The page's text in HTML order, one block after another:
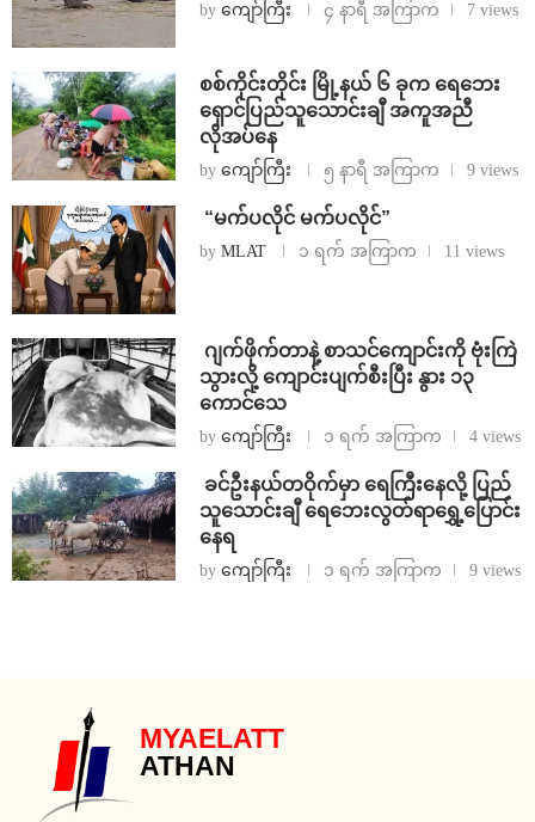
by ကျော်ကြီး ၄ နာရီ အကြာက 7 views
စစ်ကိုင်းတိုင်း မြို့နယ် ၆ ခုက ရေဘေး
ရှောင်ပြည်သူသောင်းချီ အကူအညီ
လိုအပ်နေ
by ကျော်ကြီး ၅ နာရီ အကြာက 9 views
⁨ ⁨“မက်ပလိုင် မက်ပလိုင်”
by MLAT ၁ ရက် အကြာက 11 views
⁨⁩ ⁨ဂျက်ဖိုက်တာနဲ့ စာသင်ကျောင်းကို ဗုံးကြဲ
သွားလို့ ကျောင်းပျက်စီးပြီး နွား ၁၃
ကောင်သေ
by ကျော်ကြီး ၁ ရက် အကြာက 4 views
⁩ ⁨ခင်ဦးနယ်တဝိုက်မှာ ရေကြီးနေလို့ ပြည်
သူသောင်းချီ ရေဘေးလွတ်ရာရွှေ့ပြောင်း
နေရ
by ကျော်ကြီး ၁ ရက် အကြာက 9 views
MYAELATT
ATHAN